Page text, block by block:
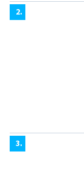
2.
3.